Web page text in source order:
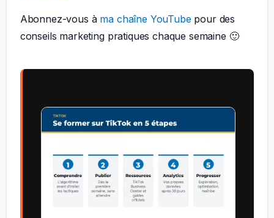
Abonnez-vous à ma chaîne YouTubepour des
conseils marketing pratiques chaque semaine 🙂